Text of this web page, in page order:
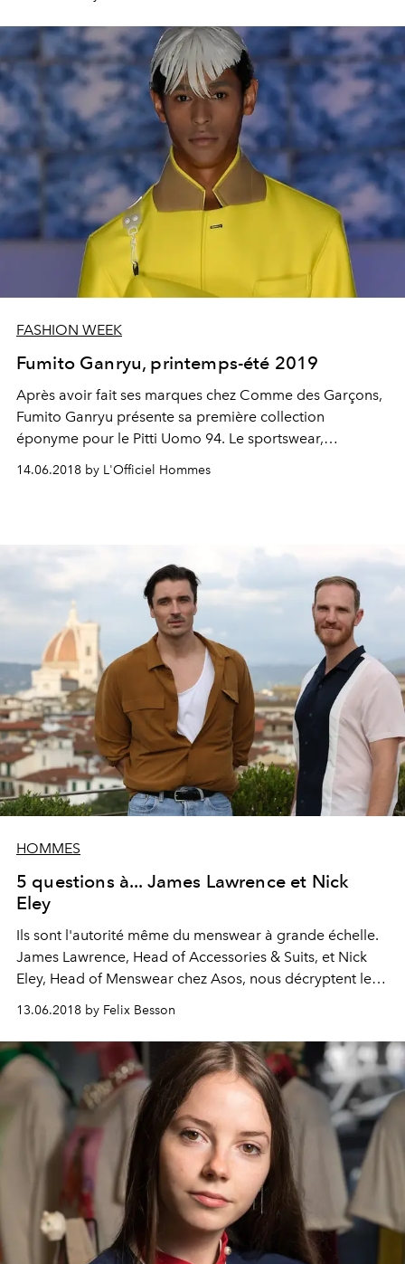
croire. L'idée ? Des silhouettes fluides, un peu rétro,
mais très efficaces, un sens edgy de la coupe, et une
omniprésence du sportswear, des pieds à la tête.
L'apanage d'une nouvelle jeunesse qui revendique la
liberté comme crédo, et s'émancipe des règles établies
pour en créer d'autres qui leurs sont propres.
FASHION WEEK
Fumito Ganryu, printemps-été 2019
Après avoir fait ses marques chez Comme des Garçons,
Fumito Ganryu présente sa première collection
éponyme pour le Pitti Uomo 94. Le sportswear,
lignes aussi pures qu'impeccablement pensées. Le
d'un jeune loup en bord de mer.
14.06.2018 by L'Officiel Hommes
HOMMES
5 questions à... James Lawrence et Nick
Eley
Ils sont l'autorité même du menswear à grande échelle.
James Lawrence, Head of Accessories & Suits, et Nick
Eley, Head of Menswear chez Asos, nous décryptent les
questions sur le plus beau rooftop de Florence, où ils
présentent leur collection printemps-été 2019 à
l'occasion du Pitti Uomo.
13.06.2018 by Felix Besson